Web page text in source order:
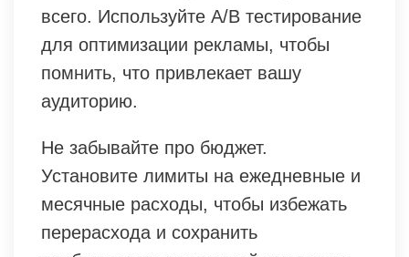
всего. Используйте A/B тестирование
для оптимизации рекламы, чтобы
помнить, что привлекает вашу
аудиторию.
Не забывайте про бюджет.
Установите лимиты на ежедневные и
месячные расходы, чтобы избежать
перерасхода и сохранить